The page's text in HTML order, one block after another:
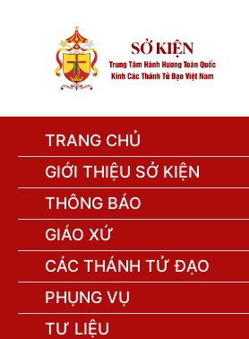
TRANG CHỦ
GIỚI THIỆU SỞ KIỆN
THÔNG BÁO
GIÁO XỨ
CÁC THÁNH TỬ ĐẠO
PHỤNG VỤ
TƯ LIỆU